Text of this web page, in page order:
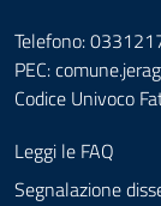
Telefono:
PEC:
Codice Univoco
Leggi le FAQ
Segnalazione